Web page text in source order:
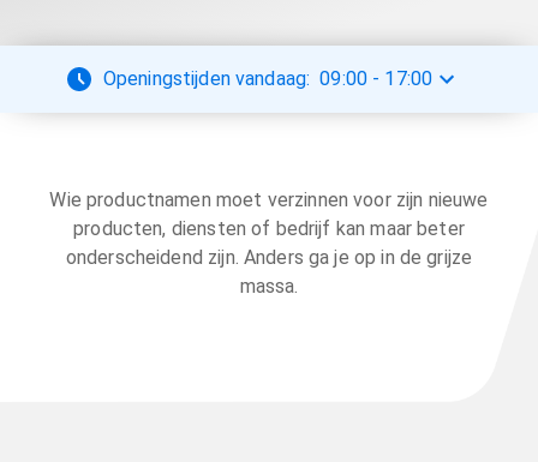
Openingstijden vandaag: 09:00 - 17:00
Wie productnamen moet verzinnen voor zijn nieuwe
producten, diensten of bedrijf kan maar beter
onderscheidend zijn. Anders ga je op in de grijze
massa.